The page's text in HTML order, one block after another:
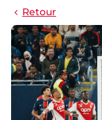
Retour